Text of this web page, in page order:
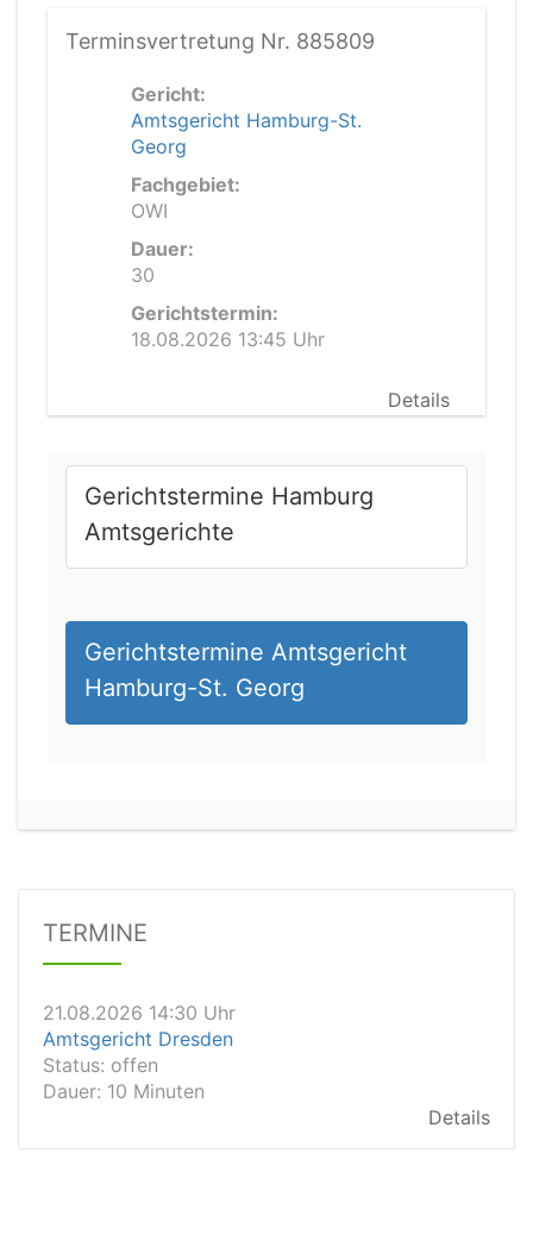
Terminsvertretung Nr. 885809
Gericht:
Amtsgericht Hamburg-St.
Georg
Fachgebiet:
OWI
Dauer:
30
Gerichtstermin:
18.08.2026 13:45 Uhr
Details
Gerichtstermine Hamburg
Amtsgerichte
Gerichtstermine Amtsgericht
Hamburg-St. Georg
TERMINE
Status:offen
Dauer: 10 Minuten
21.08.2026 14:20 Uhr